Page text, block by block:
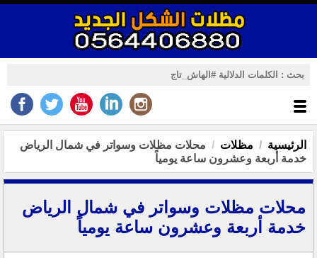
الرئيسية مظلات
محلات مظلات وسواتر في شمال الرياض
خدمة أربعة وعشرون ساعة يومياً
محلات مظلات وسواتر في شمال الرياض
خدمة أربعة وعشرون ساعة يومياً